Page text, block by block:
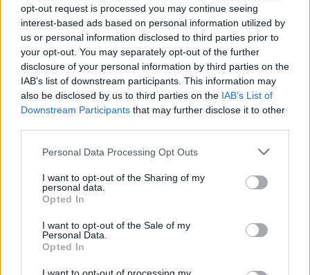
opt-out request is processed you may continue seeing
interest-based ads based on personal information utilized by
us or personal information disclosed to third parties prior to
your opt-out. You may separately opt-out of the further
disclosure of your personal information by third parties on the
IAB’s list of downstream participants. This information may
also be disclosed by us to third parties on the IAB’s List of
Downstream Participants that may further disclose it to other
Personal Data Processing Opt Outs
I want to opt-out of the Sharing of my
personal data.
Opted In
I want to opt-out of the Sale of my
Personal Data.
Opted In
Ομπάμα
Ετικέτα:Ομπάμα